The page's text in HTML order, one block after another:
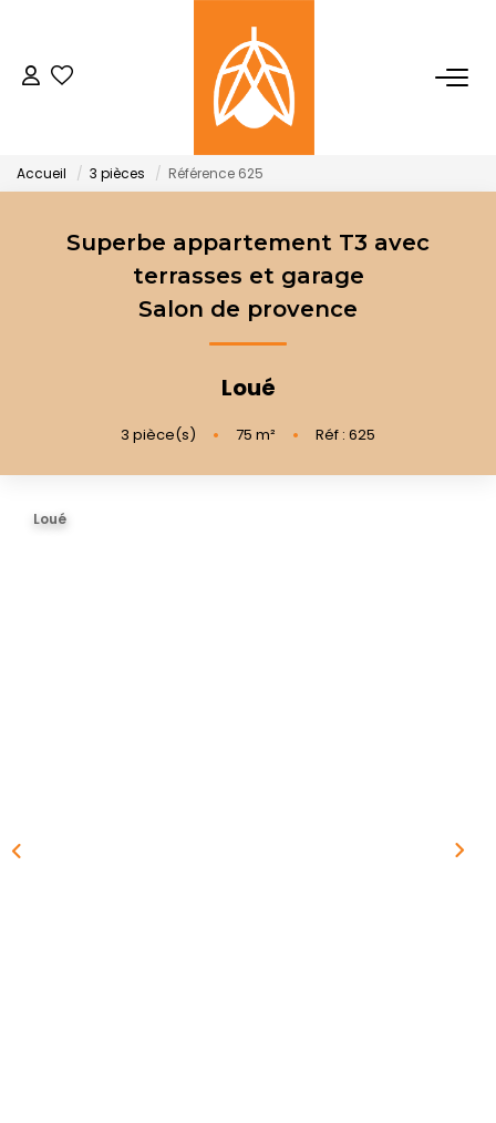
NOTRE AGENCE
Qui Sommes-Nous
Nos Actualités
ACHETER
LOUER
GESTION
Accueil 3 pièces Référence 625
Superbe appartement T3 avec
terrasses et garage
Salon de provence
Loué
3 pièce(s) • 75 m² • Réf : 625
Loué